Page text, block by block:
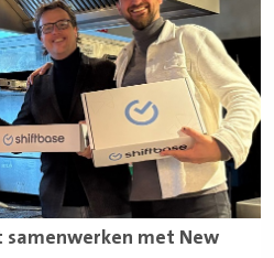
samenwerken met New